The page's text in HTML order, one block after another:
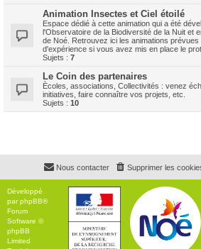
Animation Insectes et Ciel étoilé
Espace dédié à cette animation qui a été
l'Observatoire de la Biodiversité de la Nuit et
de Noé. Retrouvez ici les animations
d'expérience si vous avez mis en place le
Sujets : 7
Le Coin des partenaires
Ècoles, associations, Collectivités : venez
initiatives, faire connaître vos projets, etc.
Sujets : 10
Supprimer les
Nous contacter
Développé
parphpBB®
Forum
Software ©
phpBB
Limited